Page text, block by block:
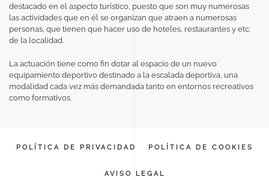
destacado en el aspecto turístico, puesto que son muy numerosas
las actividades que en él se organizan que atraen a numerosas
personas, que tienen que hacer uso de hoteles, restaurantes y etc.
de la localidad.
La actuación tiene como fin dotar al espacio de un nuevo
equipamiento deportivo destinado a la escalada deportiva, una
modalidad cada vez más demandada tanto en entornos recreativos
como formativos.
POLÍTICA DE PRIVACIDAD POLÍTICA DE COOKIES
AVISO LEGAL